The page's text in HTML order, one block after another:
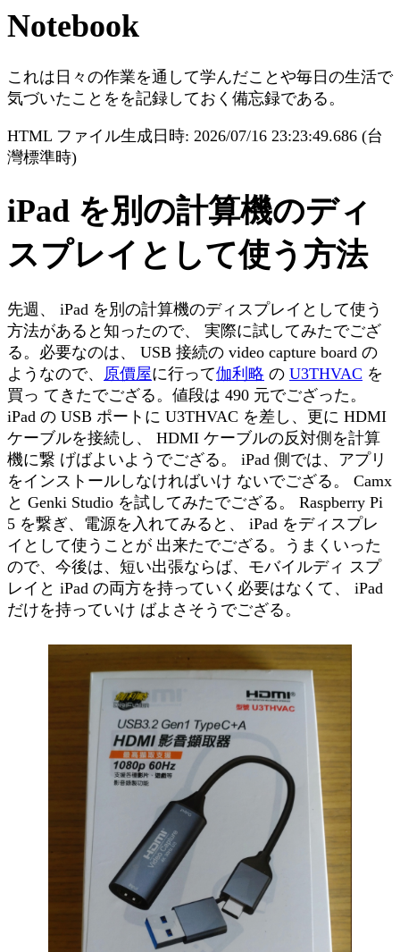
Notebook
これは日々の作業を通して学んだことや毎日の生活で
気づいたことをを記録しておく備忘録である。
HTML ファイル生成日時: 2026/07/16 23:23:49.686 (台
灣標準時)
iPad を別の計算機のディ
スプレイとして使う方法
先週、 iPad を別の計算機のディスプレイとして使う
方法があると知ったので、 実際に試してみたでござ
る。必要なのは、 USB 接続の video capture board の
ようなので、 原價屋に行って伽利略 の U3THVAC を
買っ てきたでござる。値段は 490 元でござった。
iPad の USB ポートに U3THVAC を差し、更に HDMI
ケーブルを接続し、 HDMI ケーブルの反対側を計算
機に繋 げばよいようでござる。 iPad 側では、アプリ
をインストールしなければいけ ないでござる。 Camx
と Genki Studio を試してみたでござる。 Raspberry Pi
5 を繋ぎ、電源を入れてみると、 iPad をディスプレ
イとして使うことが 出来たでござる。うまくいった
ので、今後は、短い出張ならば、モバイルディ スプ
レイと iPad の両方を持っていく必要はなくて、 iPad
だけを持っていけ ばよさそうでござる。